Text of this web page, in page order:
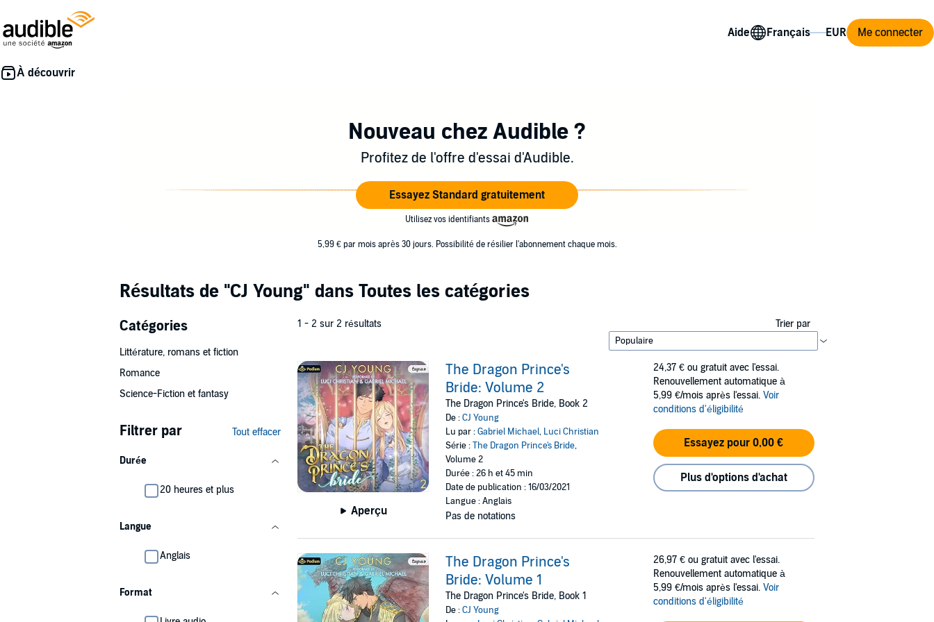
Aide Me connecter
Nouveau chez Audible ?
Profitez de l'offre d'essai d'Audible.
Essayez Standard gratuitement
Utilisez vos identifiants
5,99 € par mois après 30 jours. Possibilité de résilier l'abonnement chaque mois.
Résultats de "CJ Young" dans Toutes les catégories
Catégories
Littérature, romans et fiction
Romance
Science-Fiction et fantasy
Filtrer par Tout effacer
Durée
20 heures et plus
Langue
Anglais
Format
1 - 2 sur 2 résultats Trier par
Aperçu
The Dragon Prince's
Bride: Volume 2
The Dragon Prince's Bride, Book 2
De :CJ Young
Lu par :Gabriel Michael, Luci Christian
Série :The Dragon Prince's Bride,
Volume 2
Durée : 26 h et 45 min
Date de publication : 16/03/2021
Langue : Anglais
Pas de notations
24,37 € ou gratuit avec l'essai.
Renouvellement automatique à
5,99 €/mois après l'essai. Voir
conditions d'éligibilité
Essayez pour 0,00 €
Plus d'options d'achat
The Dragon Prince's
Bride: Volume 1
The Dragon Prince's Bride, Book 1
De :CJ Young
26,97 € ou gratuit avec l'essai.
Renouvellement automatique à
5,99 €/mois après l'essai. Voir
conditions d'éligibilité